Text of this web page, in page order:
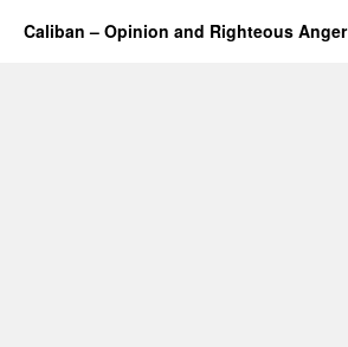
Caliban – Opinion and Righteous Anger